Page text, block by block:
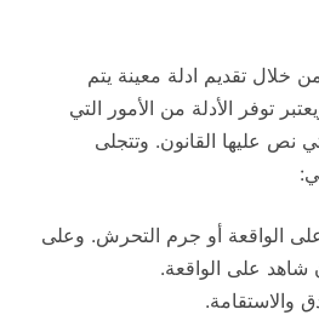
خلال تقديم ادلة معينة يتم
توفر الأدلة من الأمور التي
نص عليها القانون. وتتجلى
الواقعة أو جرم التحرش. وعلى
شاهد على الواقعة.
والاستقامة.